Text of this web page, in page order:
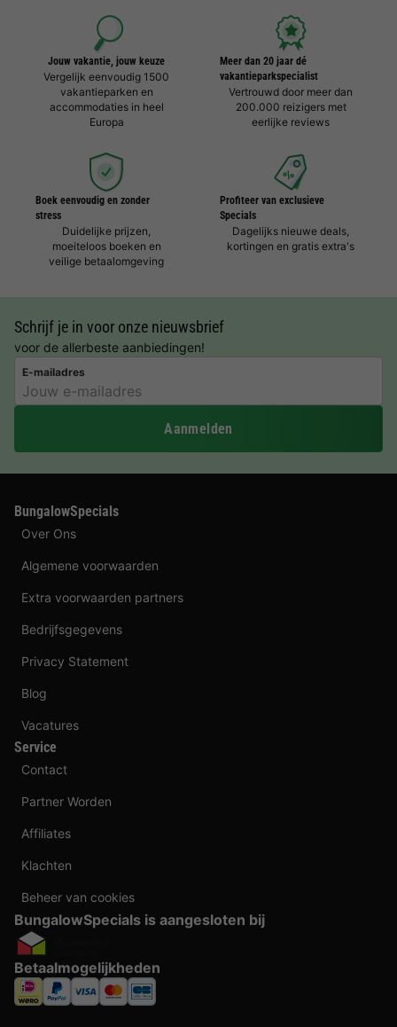
Jouw vakantie, jouw keuze
Vergelijk eenvoudig 1500
vakantieparken en
accommodaties in heel
Europa
Meer dan 20 jaar dé
vakantieparkspecialist
Vertrouwd door meer dan
200.000 reizigers met
eerlijke reviews
Boek eenvoudig en zonder
stress
Duidelijke prijzen,
moeiteloos boeken en
veilige betaalomgeving
Profiteer van exclusieve
Specials
Dagelijks nieuwe deals,
kortingen en gratis extra's
Schrijf je in voor onze nieuwsbrief
voor de allerbeste aanbiedingen!
E-mailadres
Aanmelden
BungalowSpecials
Over Ons
Algemene voorwaarden
Extra voorwaarden partners
Bedrijfsgegevens
Privacy Statement
Blog
Vacatures
Service
Contact
Partner Worden
Affiliates
Klachten
Beheer van cookies
BungalowSpecials is aangesloten bij
Betaalmogelijkheden